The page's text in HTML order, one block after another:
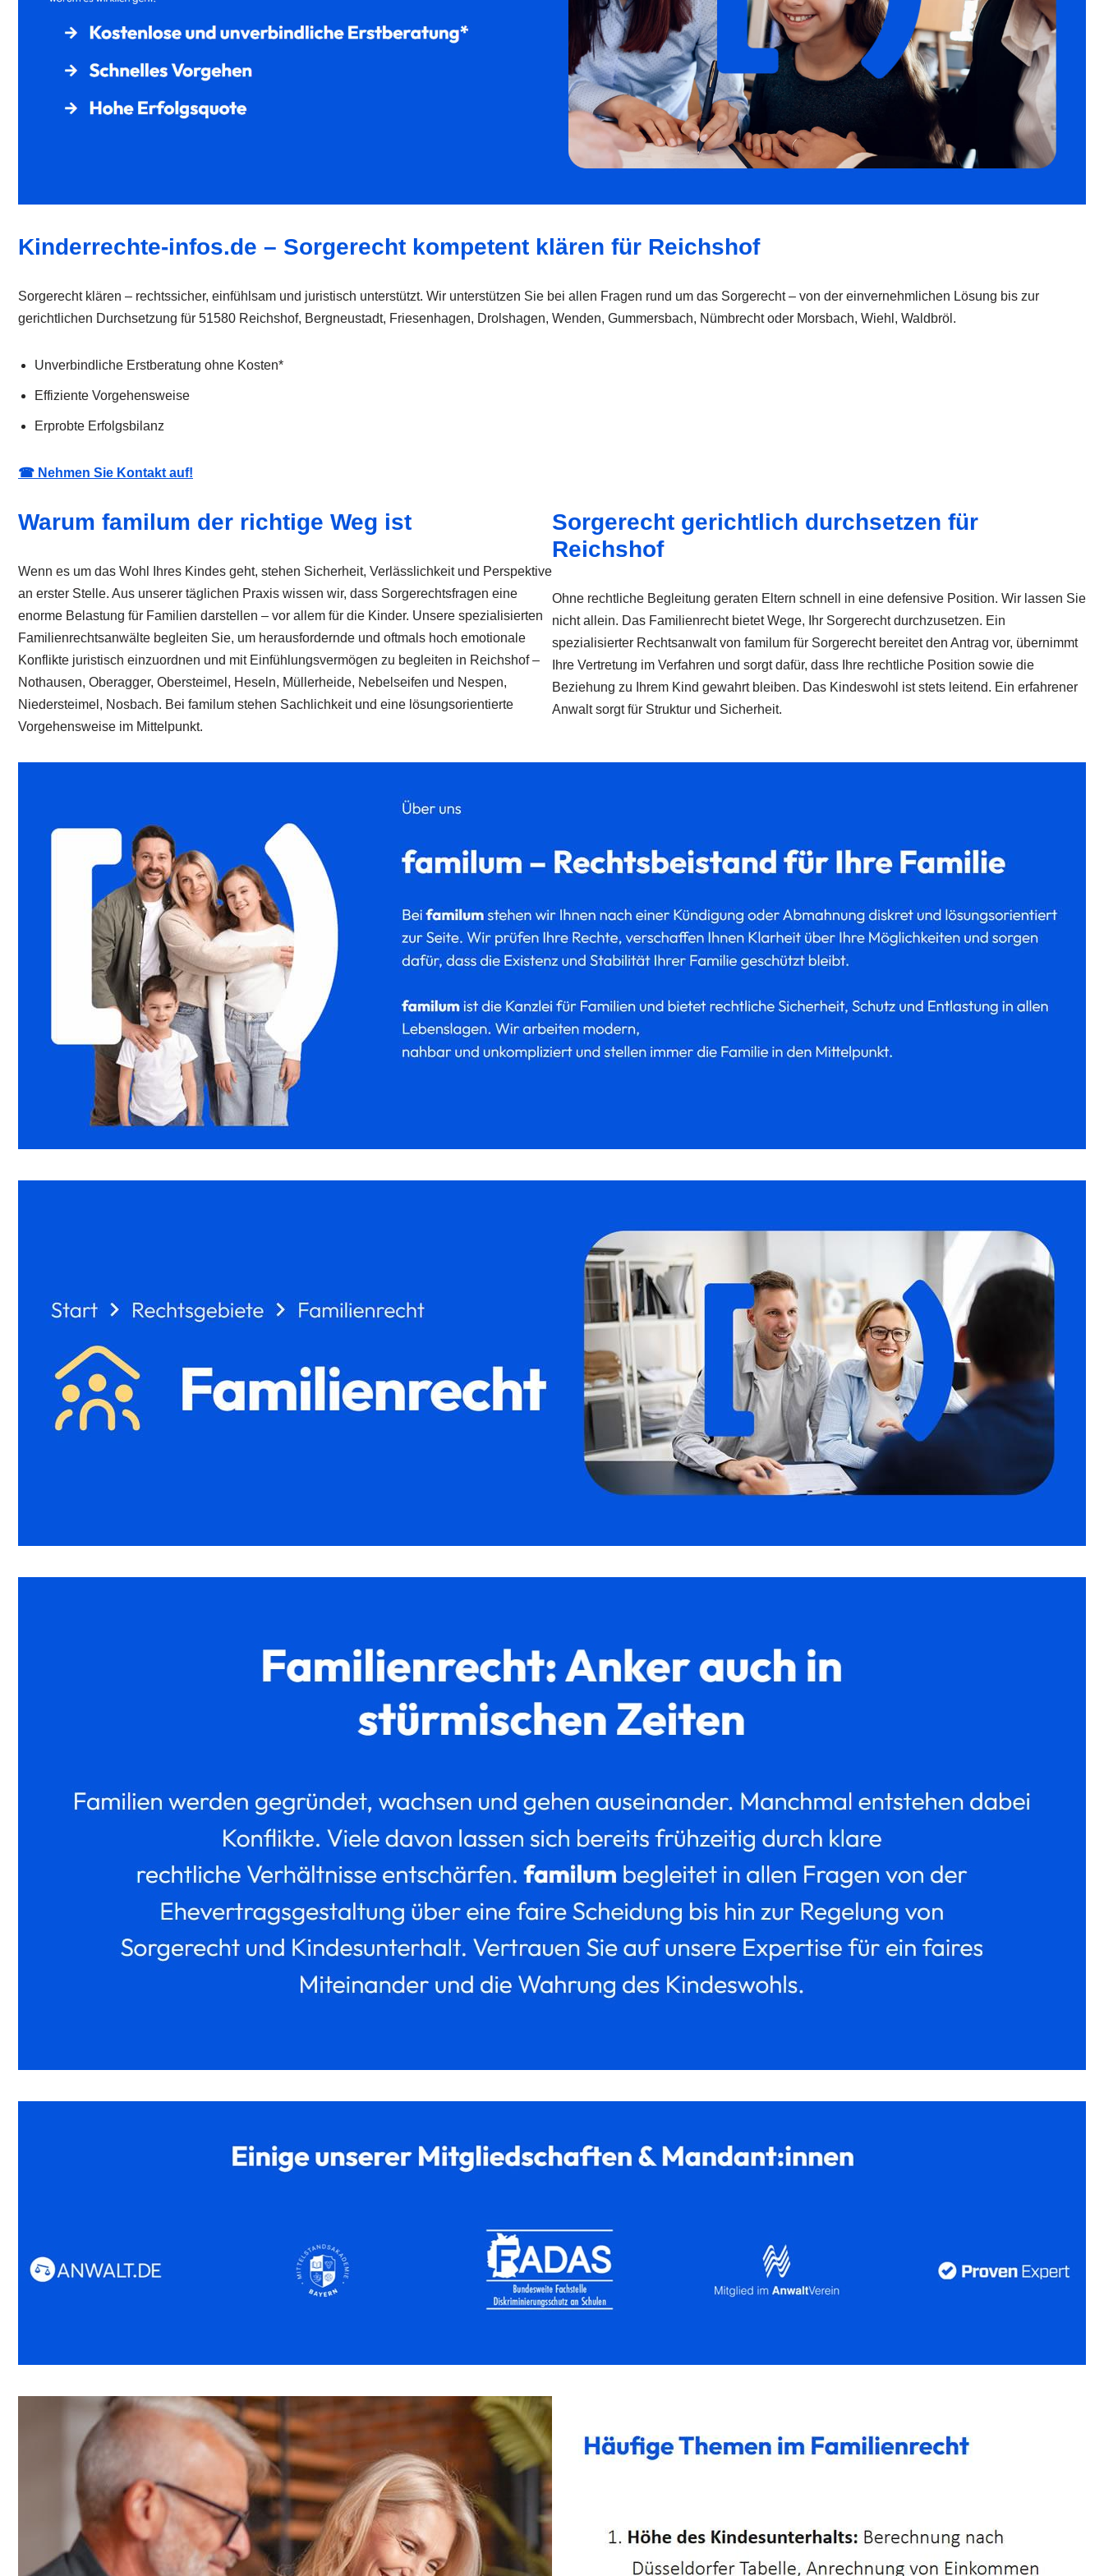
Kinderrechte-infos.de – Sorgerecht kompetent klären für Reichshof
Sorgerecht klären – rechtssicher, einfühlsam und juristisch unterstützt. Wir unterstützen Sie bei allen Fragen rund um das Sorgerecht – von der einvernehmlichen Lösung bis zur
gerichtlichen Durchsetzung für 51580 Reichshof, Bergneustadt, Friesenhagen, Drolshagen, Wenden, Gummersbach, Nümbrecht oder Morsbach, Wiehl, Waldbröl.
Unverbindliche Erstberatung ohne Kosten*
Effiziente Vorgehensweise
Erprobte Erfolgsbilanz
☎ Nehmen Sie Kontakt auf!
Warum familum der richtige Weg ist
Wenn es um das Wohl Ihres Kindes geht, stehen Sicherheit, Verlässlichkeit und Perspektive
an erster Stelle. Aus unserer täglichen Praxis wissen wir, dass Sorgerechtsfragen eine
enorme Belastung für Familien darstellen – vor allem für die Kinder. Unsere spezialisierten
Familienrechtsanwälte begleiten Sie, um herausfordernde und oftmals hoch emotionale
Konflikte juristisch einzuordnen und mit Einfühlungsvermögen zu begleiten in Reichshof –
Nothausen, Oberagger, Obersteimel, Heseln, Müllerheide, Nebelseifen und Nespen,
Niedersteimel, Nosbach. Bei familum stehen Sachlichkeit und eine lösungsorientierte
Vorgehensweise im Mittelpunkt.
Sorgerecht gerichtlich durchsetzen für
Reichshof
Ohne rechtliche Begleitung geraten Eltern schnell in eine defensive Position. Wir lassen Sie
nicht allein. Das Familienrecht bietet Wege, Ihr Sorgerecht durchzusetzen. Ein
spezialisierter Rechtsanwalt von familum für Sorgerecht bereitet den Antrag vor, übernimmt
Ihre Vertretung im Verfahren und sorgt dafür, dass Ihre rechtliche Position sowie die
Beziehung zu Ihrem Kind gewahrt bleiben. Das Kindeswohl ist stets leitend. Ein erfahrener
Anwalt sorgt für Struktur und Sicherheit.